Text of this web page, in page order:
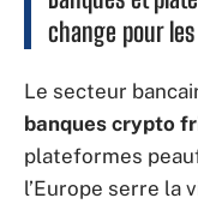
change pour
Le secteur
banques crypto
plateformes
l’Europe serre la